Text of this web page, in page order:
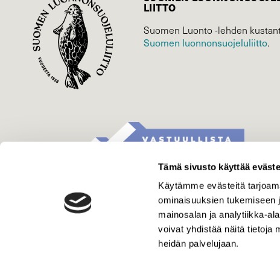
Tämä sivusto käyttää
Käytämme evästeitä
ominaisuuksien tukemiseen
mainosalan ja analytiikka-
voivat yhdistää näitä tietoja
heidän palvelujaan.
LIITTO
Suomen Luonto -lehden
Suomen luonnonsuojelu­liitto.